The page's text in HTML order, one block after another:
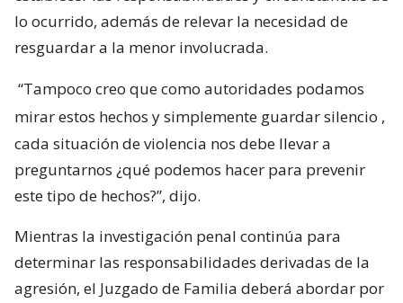
lo ocurrido, además de relevar la necesidad de
resguardar a la menor involucrada.
“Tampoco creo que como autoridades podamos
mirar estos hechos y simplemente guardar silencio ,
cada situación de violencia nos debe llevar a
preguntarnos ¿qué podemos hacer para prevenir
este tipo de hechos?”, dijo.
Mientras la investigación penal continúa para
determinar las responsabilidades derivadas de la
agresión, el Juzgado de Familia deberá abordar por